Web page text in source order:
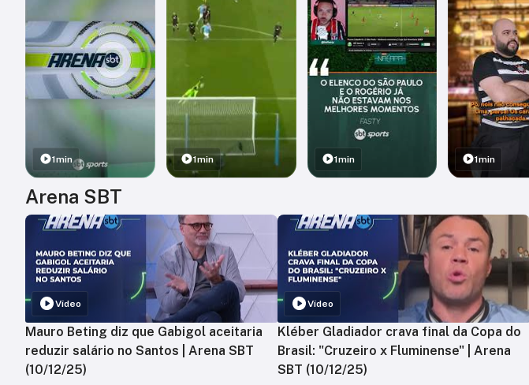
1min 1min 1min 1min
Arena SBT
Vídeo
Mauro Beting diz que Gabigol aceitaria
reduzir salário no Santos | Arena SBT
(10/12/25)
Vídeo
Kléber Gladiador crava final da Copa do
Brasil: "Cruzeiro x Fluminense" | Arena
SBT (10/12/25)